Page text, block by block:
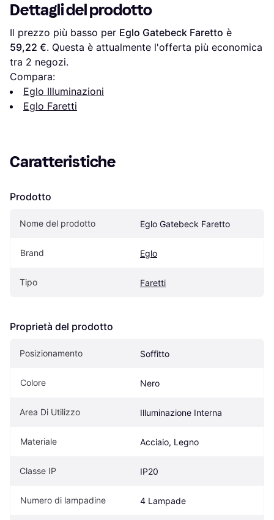
Dettagli del prodotto
Il prezzo più basso per Eglo Gatebeck Faretto
59,22 €. Questa è attualmente l'offerta più economica
tra 2 negozi.
Compara:
Eglo Illuminazioni
Eglo Faretti
Caratteristiche
Prodotto
Nome del prodotto Eglo Gatebeck Faretto
Brand Eglo
Tipo Faretti
Proprietà del prodotto
Posizionamento Soffitto
Colore Nero
Area Di Utilizzo Illuminazione Interna
Materiale Acciaio, Legno
Classe IP IP20
Numero di lampadine 4 Lampade